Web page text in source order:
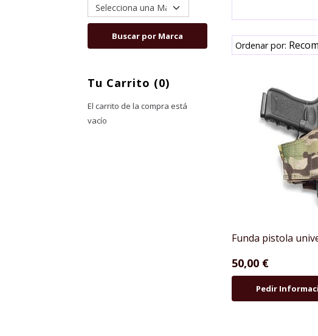
Tu Carrito (0)
El carrito de la compra está
vacío
Ordenar por:
Funda pistola
50,00 €
Pedir